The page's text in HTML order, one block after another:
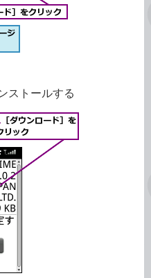
ストールする